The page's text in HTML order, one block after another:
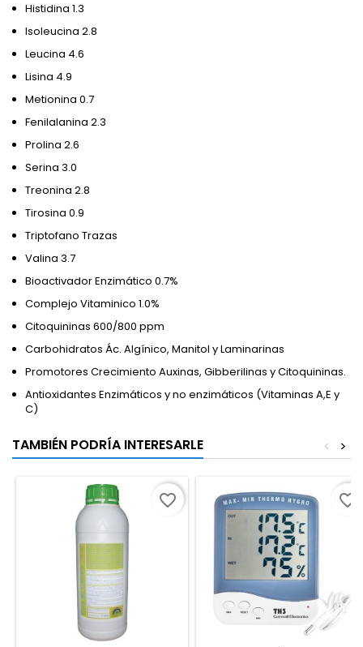
Histidina 1.3
Isoleucina 2.8
Leucina 4.6
Lisina 4.9
Metionina 0.7
Fenilalanina 2.3
Prolina 2.6
Serina 3.0
Treonina 2.8
Tirosina 0.9
Triptofano Trazas
Valina 3.7
Bioactivador Enzimático 0.7%
Complejo Vitaminico 1.0%
Citoquininas 600/800 ppm
Carbohidratos Ác. Algínico, Manitol y Laminarinas
Promotores Crecimiento Auxinas, Gibberilinas y Citoquininas.
Antioxidantes Enzimáticos y no enzimáticos (Vitaminas A,E y
C)
TAMBIÉN PODRÍA INTERESARLE >
<
favorite_border favorite_border